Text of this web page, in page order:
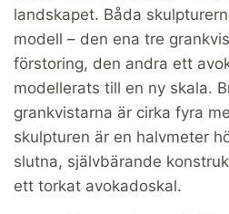
landskapet. Båda
modell – den ena tre
förstoring, den andra ett
modellerats till en ny skala.
grankvistarna är cirka fyra
skulpturen är en halvmeter
slutna, självbärande
ett torkat avokadoskal.